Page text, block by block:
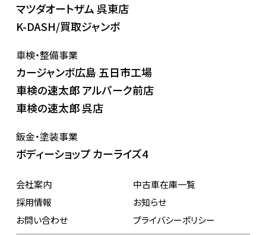
マツダオートザム 呉東店
K-DASH/買取ジャンボ
車検・整備事業
カージャンボ広島 五日市工場
車検の速太郎 アルパーク前店
車検の速太郎 呉店
鈑金・塗装事業
ボディーショップ カーライズ4
会社案内
中古車在庫一覧
採用情報
お知らせ
お問い合わせ
プライバシーポリシー